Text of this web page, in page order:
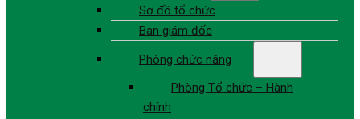
Sơ đồ tổ chức
Ban giám đốc
Phòng chức năng
Phòng Tổ chức – Hành
chính